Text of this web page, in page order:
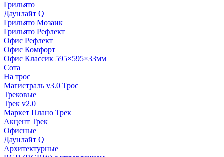
Грильято
Даунлайт Q
Грильято Мозаик
Грильято Рефлект
Офис Рефлект
Офис Комфорт
Офис Классик 595×595×33мм
Сота
На трос
Магистраль v3.0 Трос
Трековые
Трек v2.0
Маркет Плано Трек
Акцент Трек
Офисные
Даунлайт Q
Архитектурные